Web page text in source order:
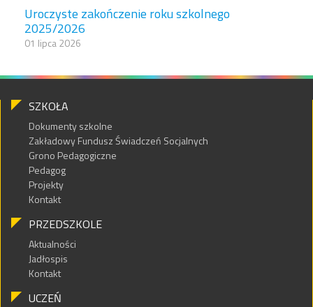
Uroczyste zakończenie roku szkolnego
2025/2026
01 lipca 2026
SZKOŁA
Dokumenty szkolne
Zakładowy Fundusz Świadczeń Socjalnych
Grono Pedagogiczne
Pedagog
Projekty
Kontakt
PRZEDSZKOLE
Aktualności
Jadłospis
Kontakt
UCZEŃ